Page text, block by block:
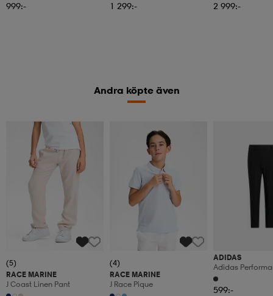
999:- 1 299:- 2 999:-
Andra köpte även
(5)
RACE MARINE
J Coast Linen Pant
(4)
RACE MARINE
J Race Pique
ADIDAS
Adidas
Ficksbyxor Barn
599:-